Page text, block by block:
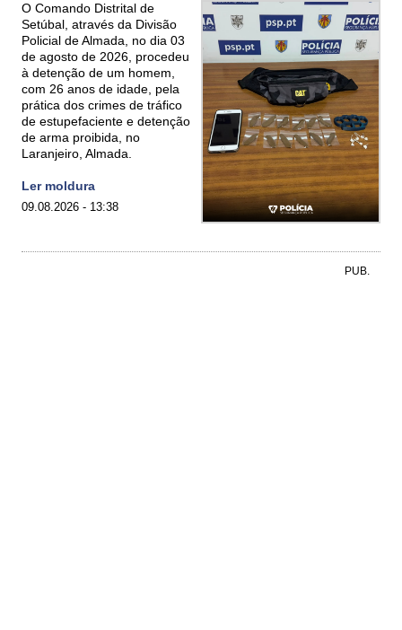
O Comando Distrital de
Setúbal, através da Divisão
Policial de Almada, no dia 03
de agosto de 2026, procedeu
à detenção de um homem,
com 26 anos de idade, pela
prática dos crimes de tráfico
de estupefaciente e detenção
de arma proibida, no
Laranjeiro, Almada.
Ler moldura
09.08.2026 - 13:38
PUB.